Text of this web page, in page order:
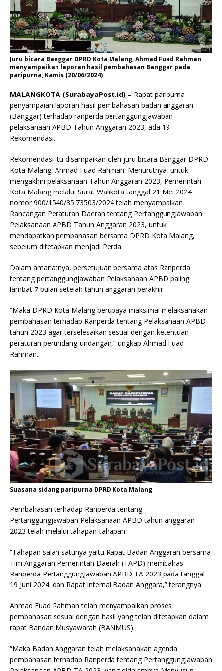
Juru bicara Banggar DPRD Kota Malang, Ahmad Fuad Rahman
menyampaikan laporan hasil pembahasan Banggar pada
paripurna, Kamis (20/06/2024)
MALANGKOTA (SurabayaPost.id) – Rapat paripurna
penyampaian laporan hasil pembahasan badan anggaran
(Banggar) terhadap ranperda pertanggungjawaban
pelaksanaan APBD Tahun Anggaran 2023, ada 19
Rekomendasi.
Rekomendasi itu disampaikan oleh juru bicara Banggar DPRD
Kota Malang, Ahmad Fuad Rahman. Menurutnya, untuk
mengakhiri pelaksanaan Tahun Anggaran 2023, Pemerintah
Kota Malang melalui Surat Walikota tanggal 21 Mei 2024
nomor 900/1540/35.73503/2024 telah menyampaikan
Rancangan Peraturan Daerah tentang Pertanggungjawaban
Pelaksanaan APBD Tahun Anggaran 2023, untuk
mendapatkan pembahasan bersama DPRD Kota Malang,
sebelum ditetapkan menjadi Perda.
Dalam amanatnya, persetujuan bersama atas Ranperda
tentang pertanggungjawaban Pelaksanaan APBD paling
lambat 7 bulan setelah tahun anggaran berakhir.
“Maka DPRD Kota Malang berupaya maksimal melaksanakan
pembahasan terhadap Ranperda tentang Pelaksanaan APBD
tahun 2023 agar terselesaikan sesuai dengan ketentuan
peraturan perundang-undangan,” ungkap Ahmad Fuad
Rahman.
Suasana sidang paripurna DPRD Kota Malang
Pembahasan terhadap Ranperda tentang
Pertanggungjawaban Pelaksanaan APBD tahun anggaran
2023 telah melalui tahapan-tahapan.
“Tahapan salah satunya yaitu Rapat Badan Anggaran bersama
Tim Anggaran Pemerintah Daerah (TAPD) membahas
Ranperda Pertanggungjawaban APBD TA 2023 pada tanggal
19 Juni 2024. dan Rapat internal Badan Anggara,” terangnya.
Ahmad Fuad Rahman telah menyampaikan proses
pembahasan sesuai dengan hasil yang telah ditetapkan dalam
rapat Bandan Musyawarah (BANMUS).
“Maka Badan Anggaran telah melaksanakan agenda
pembahasan terhadap Ranperda tentang Pertanggungjawaban